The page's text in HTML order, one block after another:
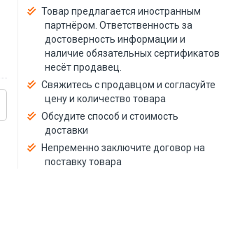
Товар предлагается иностранным
партнёром. Ответственность за
достоверность информации и
наличие обязательных сертификатов
несёт продавец.
Свяжитесь с продавцом и согласуйте
цену и количество товара
Обсудите способ и стоимость
доставки
Непременно заключите договор на
поставку товара